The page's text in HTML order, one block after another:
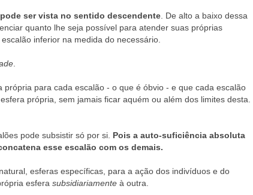
ser vista no sentido descendente. De alto a baixo dessa
quanto lhe seja possível para atender suas próprias
inferior na medida do necessário.
.
para cada escalão - o que é óbvio - e que cada escalão
própria, sem jamais ficar aquém ou além dos limites desta.
pode subsistir só por si. Pois a auto-suficiência absoluta
esse escalão com os demais.
esferas específicas, para a ação dos indivíduos e do
esfera subsidiariamente à outra.